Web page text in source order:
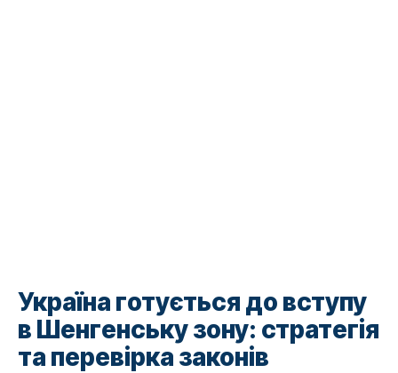
Україна готується до вступу
в Шенгенську зону: стратегія
та перевірка законів